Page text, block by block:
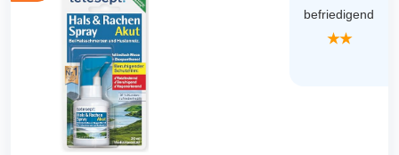
befriedigend
★★